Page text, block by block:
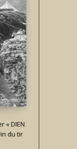
« DIEN
du tir